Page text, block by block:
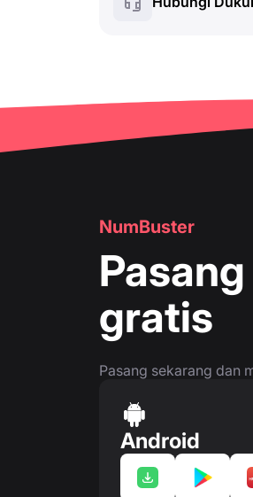
🍀Fitur gratis
Periksa
❓FAQ
🔍Periksa
👤Halaman
NumBuster
Pasang
gratis
Pasang sekarang dan
Android